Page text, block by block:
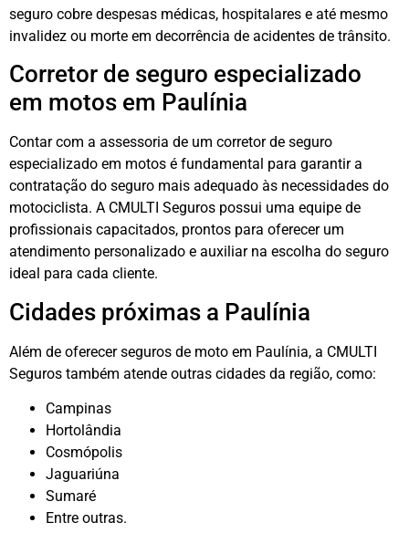
seguro cobre despesas médicas, hospitalares e até mesmo
invalidez ou morte em decorrência de acidentes de trânsito.
Corretor de seguro especializado
em motos em Paulínia
Contar com a assessoria de um corretor de seguro
especializado em motos é fundamental para garantir a
contratação do seguro mais adequado às necessidades do
motociclista. A CMULTI Seguros possui uma equipe de
profissionais capacitados, prontos para oferecer um
atendimento personalizado e auxiliar na escolha do seguro
ideal para cada cliente.
Cidades próximas a Paulínia
Além de oferecer seguros de moto em Paulínia, a CMULTI
Seguros também atende outras cidades da região, como:
Campinas
Hortolândia
Cosmópolis
Jaguariúna
Sumaré
Entre outras.